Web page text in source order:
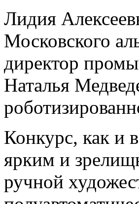
Лидия
Московского
директор
Наталья
Конкурс, как и
ярким и
ручной